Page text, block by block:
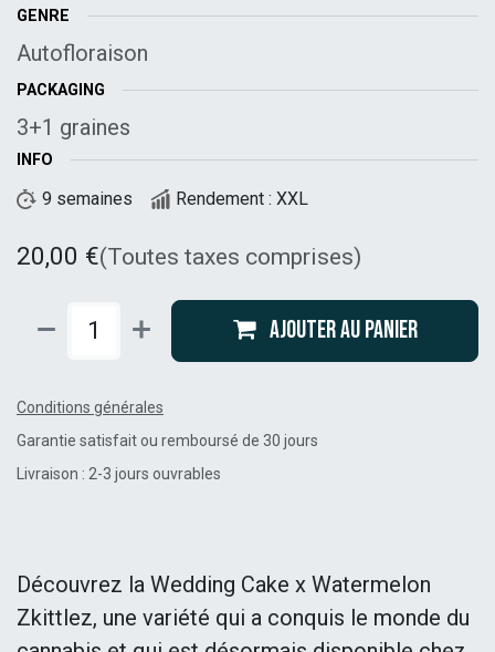
GENRE
Autofloraison
PACKAGING
3+1 graines
INFO
9 semaines Rendement : XXL
20,00 €(Toutes taxes comprises)
Ajouter au panier
Conditions générales
Garantie satisfait ou remboursé de 30 jours
Livraison : 2-3 jours ouvrables
Découvrez la Wedding Cake x Watermelon
Zkittlez, une variété qui a conquis le monde du